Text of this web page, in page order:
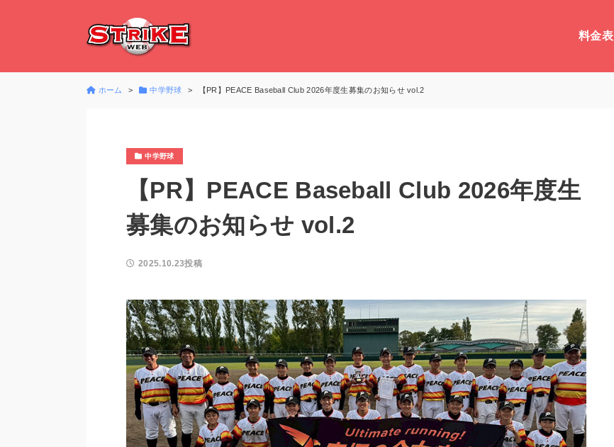
料金表
ホーム 中学野球 【PR】PEACE Baseball Club 2026年度生募集のお知らせ vol.2
中学野球
【PR】PEACE Baseball Club 2026年度生
募集のお知らせ vol.2
2025.10.23投稿